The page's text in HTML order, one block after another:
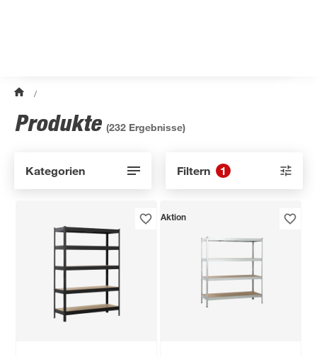
/
Produkte (232 Ergebnisse)
Kategorien Filtern 1
Aktion